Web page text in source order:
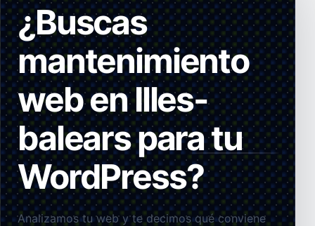
¿Buscas
mantenimiento
web en Illes-
balears para tu
WordPress?
Analizamos tu web y te decimos qué conviene